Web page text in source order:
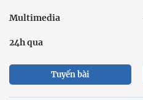
Multimedia
24h qua
Tuyến bài